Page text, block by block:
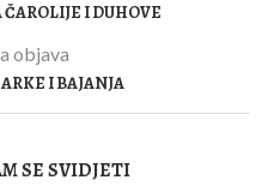
I DUHOVE
objava
I BAJANJA
SE SVIDJETI